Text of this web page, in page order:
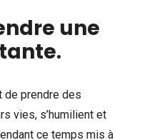
une
.
de prendre des
vies, s’humilient et
ce temps mis à